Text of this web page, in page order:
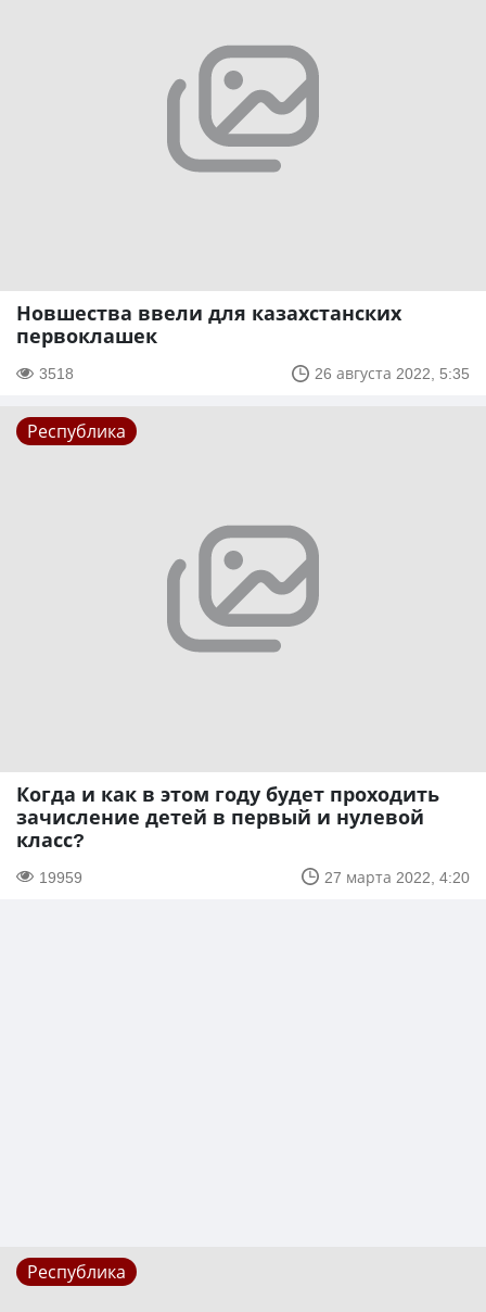
Новшества ввели для казахстанских
первоклашек
3518 26 августа 2022, 5:35
Республика
Когда и как в этом году будет проходить
зачисление детей в первый и нулевой
класс?
19959 27 марта 2022, 4:20
Республика